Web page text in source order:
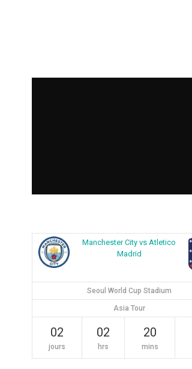
Manchester City vs Atletico
Madrid
Seoul World Cup Stadium
Asia Tour
02
jours
02
hrs
20
mins